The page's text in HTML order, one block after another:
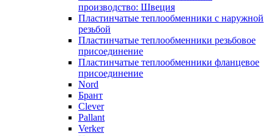
производство: Швеция
Пластинчатые теплообменники с наружной
резьбой
Пластинчатые теплообменники резьбовое
присоединение
Пластинчатые теплообменники фланцевое
присоединение
Nord
Брант
Clever
Pallant
Verker